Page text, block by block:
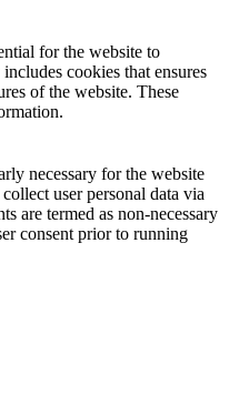
for the website to
cookies that ensures
of the website. These
necessary for the website
user personal data via
are termed as non-necessary
consent prior to running